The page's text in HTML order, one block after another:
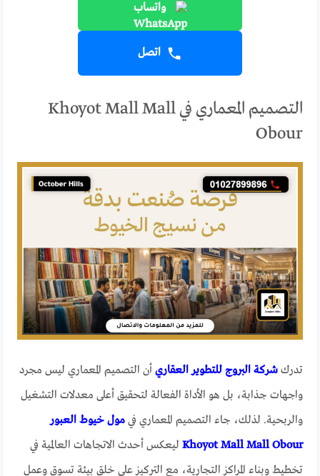
واتساب
اتصل
التصميم المعماري في Khoyot Mall Mall
Obour
تدركشركة البروج للتطوير العقاري أن التصميم المعماري ليس مجرد
واجهات جذابة، بل هو الأداة الفعالة لتحقيق أعلى معدلات التشغيل
والربحية. لذلك، جاء التصميم المعماري فيمول خيوط العبور
Khoyot Mall Mall Obour ليعكس أحدث الاتجاهات العالمية في
تخطيط وبناء المراكز التجارية، مع التركيز على خلق بيئة تسوق وعمل